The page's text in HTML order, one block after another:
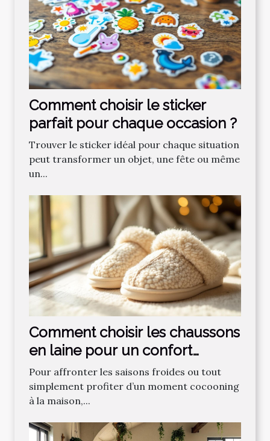
Comment choisir le sticker
parfait pour chaque occasion ?
Trouver le sticker idéal pour chaque situation
peut transformer un objet, une fête ou même
un...
Comment choisir les chaussons
en laine pour un confort
optimal ?
Pour affronter les saisons froides ou tout
simplement profiter d’un moment cocooning
à la maison,...